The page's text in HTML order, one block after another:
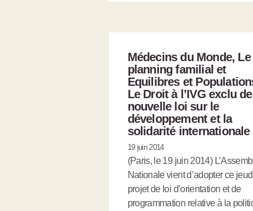
Médecins du Monde, Le
planning familial et
Equilibres et
Le Droit à l’IVG exclu
nouvelle loi sur le
développement et la
solidarité internationale
19 juin 2014
(Paris, le 19 juin 2014)
Nationale vient d’adopter ce
projet de loi d’orientation et de
programmation relative à la